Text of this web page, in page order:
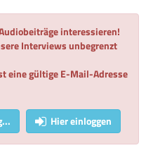
interessieren!
Interviews unbegrenzt
eine gültige E-Mail-Adresse
Hier einloggen